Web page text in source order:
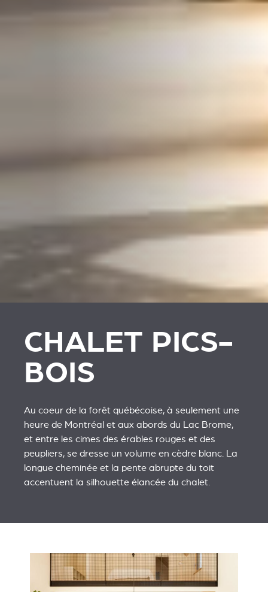
CHALET PICS-
BOIS
Au coeur de la forêt québécoise, à seulement une
heure de Montréal et aux abords du Lac Brome,
et entre les cimes des érables rouges et des
peupliers, se dresse un volume en cèdre blanc. La
longue cheminée et la pente abrupte du toit
accentuent la silhouette élancée du chalet.